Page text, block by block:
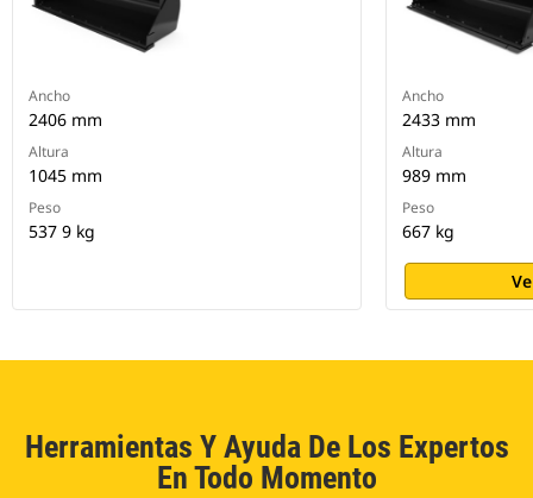
Ancho
2406 mm
Altura
1045 mm
Peso
537 9 kg
Ancho
2433 mm
Altura
989 mm
Peso
667 kg
Herramientas Y Ayuda De Los Expertos
En Todo Momento